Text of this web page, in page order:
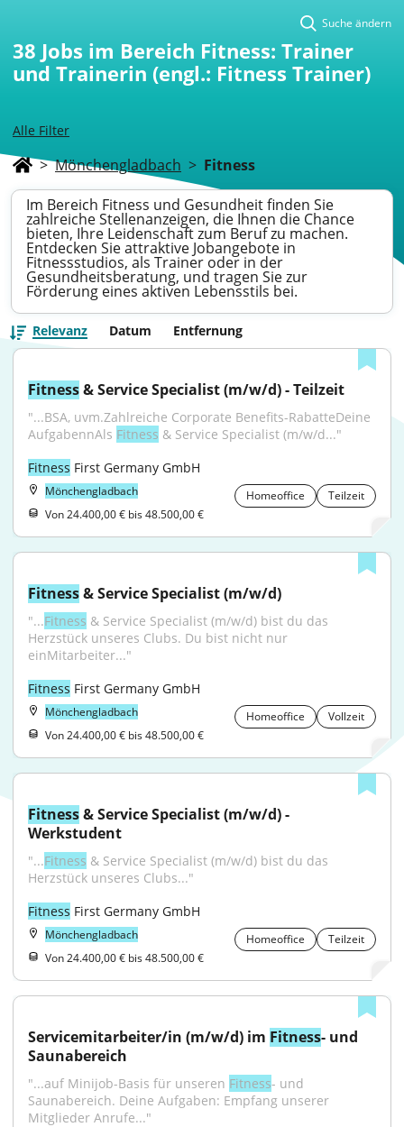
Alle Filter
Suche ändern
38 Jobs im Bereich Fitness: Trainer
und Trainerin (engl.: Fitness Trainer)
> Mönchengladbach > Fitness
Im Bereich Fitness und Gesundheit finden Sie
zahlreiche Stellenanzeigen, die Ihnen die Chance
bieten, Ihre Leidenschaft zum Beruf zu machen.
Entdecken Sie attraktive Jobangebote in
Fitnessstudios, als Trainer oder in der
Gesundheitsberatung, und tragen Sie zur
Förderung eines aktiven Lebensstils bei.
Relevanz Datum Entfernung
Fitness & Service Specialist (m/w/d) - Teilzeit
"...BSA, uvm.Zahlreiche Corporate Benefits-RabatteDeine
AufgabennAls Fitness & Service Specialist (m/w/d..."
Fitness First Germany GmbH
Mönchengladbach Homeoffice
Teilzeit
Von 24.400,00 € bis 48.500,00 €
Fitness & Service Specialist (m/w/d)
"...Fitness & Service Specialist (m/w/d) bist du das
Herzstück unseres Clubs. Du bist nicht nur
einMitarbeiter..."
Fitness First Germany GmbH
Mönchengladbach Homeoffice
Vollzeit
Von 24.400,00 € bis 48.500,00 €
Fitness & Service Specialist (m/w/d) -
Werkstudent
"...Fitness & Service Specialist (m/w/d) bist du das
Herzstück unseres Clubs..."
Fitness First Germany GmbH
Mönchengladbach Homeoffice
Teilzeit
Von 24.400,00 € bis 48.500,00 €
Servicemitarbeiter/in (m/w/d) im Fitness- und
Saunabereich
"...auf Minijob-Basis für unseren Fitness- und
Saunabereich. Deine Aufgaben: Empfang unserer
Mitglieder Anrufe..."